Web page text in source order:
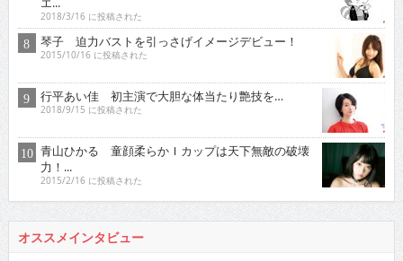
2018/3/16 に投稿された
琴子 迫力バストを引っさげイメージデビュー！
2015/10/16 に投稿された
行平あい佳 初主演で大胆な体当たり艶技を…
2018/9/15 に投稿された
青山ひかる 童顔柔らかＩカップは天下無敵の破壊
力！...
2015/2/16 に投稿された
オススメインタビュー